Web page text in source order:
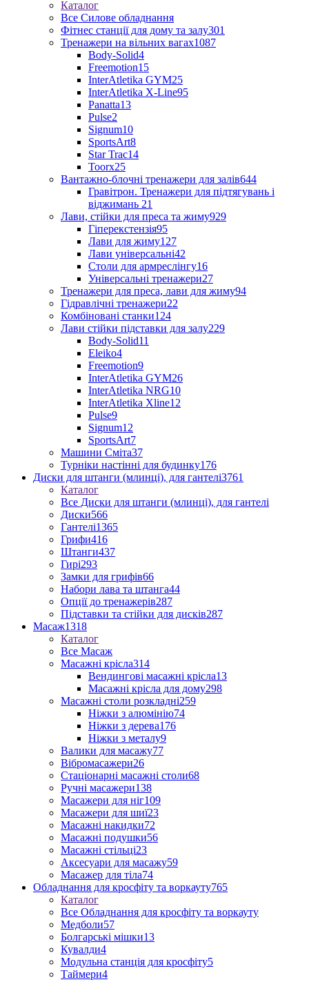
Каталог
Все Силове обладнання
Фітнес станції для дому та залу301
Тренажери на вільних вагах1087
Body-Solid4
Freemotion15
InterAtletika GYM25
InterAtletika X-Line95
Panatta13
Pulse2
Signum10
SportsArt8
Star Trac14
Toorx25
Вантажно-блочні тренажери для залів644
Гравітрон. Тренажери для підтягувань і
віджимань 21
Лави, стійки для преса та жиму929
Гіперекстензія95
Лави для жиму127
Лави універсальні42
Столи для армреслінгу16
Універсальні тренажери27
Тренажери для преса, лави для жиму94
Гідравлічні тренажери22
Комбіновані станки124
Лави стійки підставки для залу229
Body-Solid11
Eleiko4
Freemotion9
InterAtletika GYM26
InterAtletika NRG10
InterAtletika Xline12
Pulse9
Signum12
SportsArt7
Машини Сміта37
Турніки настінні для будинку176
Диски для штанги (млинці), для гантелі3761
Каталог
Все Диски для штанги (млинці), для гантелі
Диски566
Гантелі1365
Грифи416
Штанги437
Гирі293
Замки для грифів66
Набори лава та штанга44
Опції до тренажерів287
Підставки та стійки для дисків287
Масаж1318
Каталог
Все Масаж
Масажні крісла314
Вендингові масажні крісла13
Масажні крісла для дому298
Масажні столи розкладні259
Ніжки з алюмінію74
Ніжки з дерева176
Ніжки з металу9
Валики для масажу77
Вібромасажери26
Стаціонарні масажні столи68
Ручні масажери138
Масажери для ніг109
Масажери для шиї23
Масажні накидки72
Масажні подушки56
Масажні стільці23
Аксесуари для масажу59
Масажер для тіла74
Обладнання для кросфіту та воркауту765
Каталог
Все Обладнання для кросфіту та воркауту
Медболи57
Болгарські мішки13
Кувалди4
Модульна станція для кросфіту5
Таймери4